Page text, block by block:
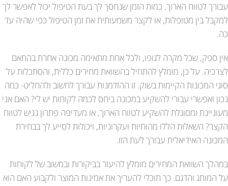
עבורך לטווח הארוך. כמות הזמן שנחסך לך בעת הטיפול יכול לאפשר לך
למקבל בין מטופלות, או לקצר משמעותית את זמן הטיפול כפי שהיה עד
כה.
אין ספק, שכל מקרה לגופו, ולכל אחת מתאימה מכונה אחרת בהתאם
לצרכיה. על כן, מומלץ להתחיל בהשוואת מחירים כללית, והסתכלות על
סוגי המכונות הקיימות בשוק. זו ההזדמנות עבורך לחשוב ולהחליט- כמה
נכון ואפשרי עבורי להשקיע במכונה ביחס לכמה לקוחות יש לי? האם אני
מעוניינת ומסוגלת להשקיע לטווח הארוך, או מעדיפה פתרון נגיש לטווח
הקצר? השאלות הללו מהותיות ועקרוניות, ויכולות לסייע לך בבחירת
המכונה האידיאלית עבורך לעת הזו.
במהלך השוואת המחירים מומלץ להיעזר בביקורות ובמשוב של לקוחות
על המותג והדגם. כך תוכלי להעריך את אמינות המוצר ולקבוע האם הוא